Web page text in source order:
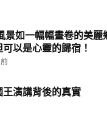
景如一幅幅畫卷的美麗
以是心靈的歸宿！
演講背後的真實